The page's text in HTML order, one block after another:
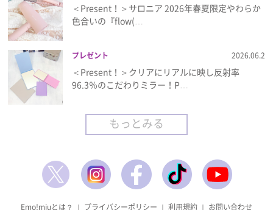
＜Present！＞サロニア 2026年春夏限定やわらか
色合いの『flow(…
プレゼント 2026.06.2
＜Present！＞クリアにリアルに映し反射率
96.3％のこだわりミラー！P…
もっとみる
Emo!miuとは？ ｜ プライバシーポリシー ｜ 利用規約 ｜ お問い合わせ